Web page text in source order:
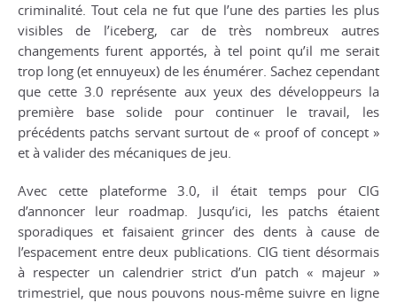
criminalité. Tout cela ne fut que l’une des parties les plus
visibles de l’iceberg, car de très nombreux autres
changements furent apportés, à tel point qu’il me serait
trop long (et ennuyeux) de les énumérer. Sachez cependant
que cette 3.0 représente aux yeux des développeurs la
première base solide pour continuer le travail, les
précédents patchs servant surtout de « proof of concept »
et à valider des mécaniques de jeu.
Avec cette plateforme 3.0, il était temps pour CIG
d’annoncer leur roadmap. Jusqu’ici, les patchs étaient
sporadiques et faisaient grincer des dents à cause de
l’espacement entre deux publications. CIG tient désormais
à respecter un calendrier strict d’un patch « majeur »
trimestriel, que nous pouvons nous-même suivre en ligne